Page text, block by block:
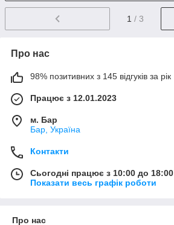
1 / 3
Про нас
98% позитивних з 145 відгуків за рік
Працює з 12.01.2023
м. Бар
Бар, Україна
Контакти
Сьогодні працює з 10:00 до 18:00
Показати весь графік роботи
Про нас